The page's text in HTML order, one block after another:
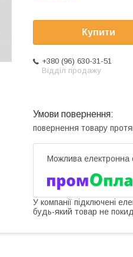
Купити
+380 (96) 630-31-51
Відділ продажу
повернення товару
У компанії підключені
будь-який товар не